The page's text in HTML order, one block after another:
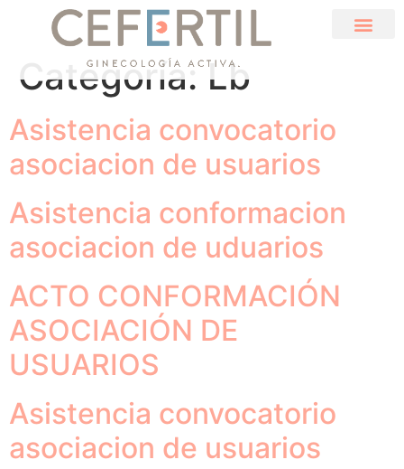
Categoría:Lb
Asistencia convocatorio
asociacion de usuarios
Asistencia conformacion
asociacion de uduarios
ACTO CONFORMACIÓN
ASOCIACIÓN DE
USUARIOS
Asistencia convocatorio
asociacion de usuarios